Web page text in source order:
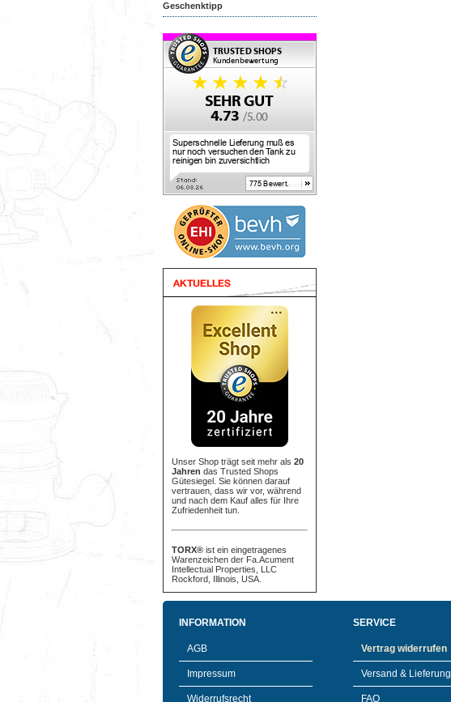
Geschenktipp
Unser Shop trägt seit mehr als 20
Jahren das Trusted Shops
Gütesiegel. Sie können darauf
vertrauen, dass wir vor, während
und nach dem Kauf alles für Ihre
Zufriedenheit tun.
TORX® ist ein eingetragenes
Warenzeichen der Fa.Acument
Intellectual Properties, LLC
Rockford, Illinois, USA.
INFORMATION
AGB
Impressum
Widerrufsrecht
SERVICE
Vertrag widerrufen
Versand & Lieferung
FAQ